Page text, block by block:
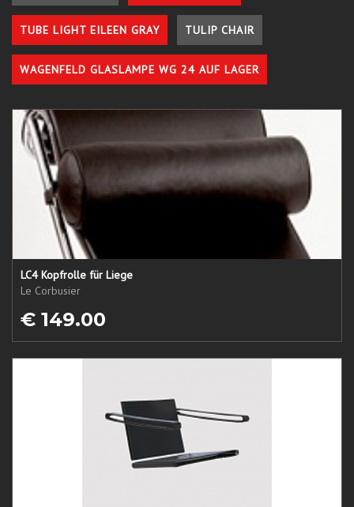
TUBE LIGHT EILEEN GRAY TULIP CHAIR
WAGENFELD GLASLAMPE WG 24 AUF LAGER
LC4 Kopfrolle für Liege
Le Corbusier
€ 149.00